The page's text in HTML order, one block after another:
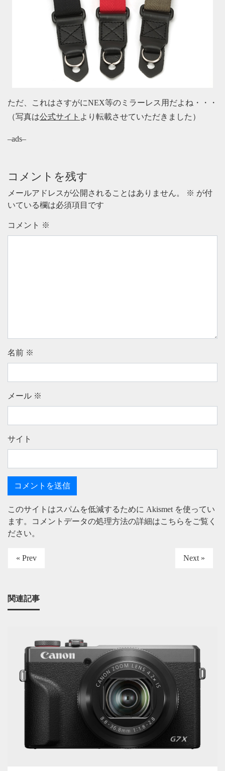
ただ、これはさすがにNEX等のミラーレス用だよね・・・
（写真は公式サイト より転載させていただきました）
–ads–
コメントを残す
メールアドレスが公開されることはありません。 ※ が付
いている欄は必須項目です
コメント ※
名前 ※
メール ※
サイト
このサイトはスパムを低減するために Akismet を使ってい
ます。
コメントデータの処理方法の詳細はこちらをご覧く
ださい。
« Prev Next »
関連記事